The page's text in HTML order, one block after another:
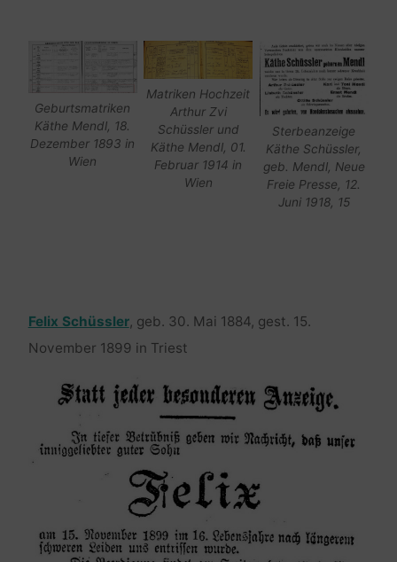
Geburtsmatriken
Käthe Mendl, 18.
Dezember 1893 in
Wien
Matriken Hochzeit
Arthur Zvi
Schüssler und
Käthe Mendl, 01.
Februar 1914 in
Wien
Sterbeanzeige
Käthe Schüssler,
geb. Mendl, Neue
Freie Presse, 12.
Juni 1918, 15
Felix Schüssler, geb. 30. Mai 1884, gest. 15.
November 1899 in Triest